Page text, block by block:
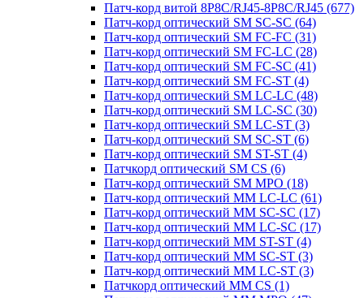
Патч-корд витой 8P8C/RJ45-8P8C/RJ45 (677)
Патч-корд оптический SM SC-SC (64)
Патч-корд оптический SM FC-FC (31)
Патч-корд оптический SM FC-LC (28)
Патч-корд оптический SM FC-SC (41)
Патч-корд оптический SM FC-ST (4)
Патч-корд оптический SM LC-LC (48)
Патч-корд оптический SM LC-SC (30)
Патч-корд оптический SM LC-ST (3)
Патч-корд оптический SM SC-ST (6)
Патч-корд оптический SM ST-ST (4)
Патчкорд оптический SM CS (6)
Патч-корд оптический SM MPO (18)
Патч-корд оптический MM LC-LC (61)
Патч-корд оптический MM SC-SC (17)
Патч-корд оптический MM LC-SC (17)
Патч-корд оптический MM ST-ST (4)
Патч-корд оптический MM SC-ST (3)
Патч-корд оптический MM LC-ST (3)
Патчкорд оптический MM CS (1)